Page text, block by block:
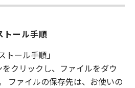
トール手順
トール手順」
クリックし、ファイルをダウ
ファイルの保存先は、お使いの